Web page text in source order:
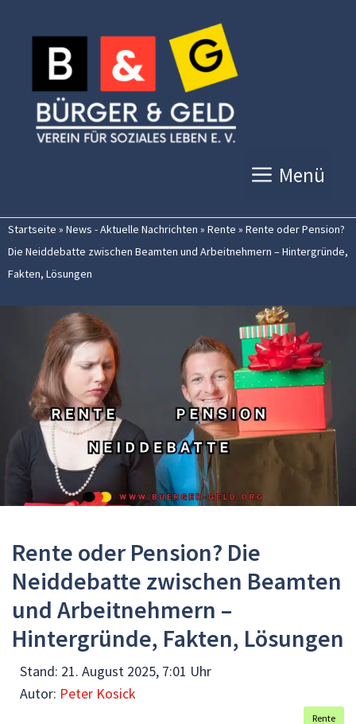
Inhalt
springen
Menü
Startseite » News - Aktuelle Nachrichten » Rente » Rente oder Pension?
Die Neiddebatte zwischen Beamten und Arbeitnehmern – Hintergründe,
Fakten, Lösungen
Rente oder Pension? Die
Neiddebatte zwischen Beamten
und Arbeitnehmern –
Hintergründe, Fakten, Lösungen
Stand: 21. August 2025, 7:01 Uhr
Autor: Peter Kosick
Rente